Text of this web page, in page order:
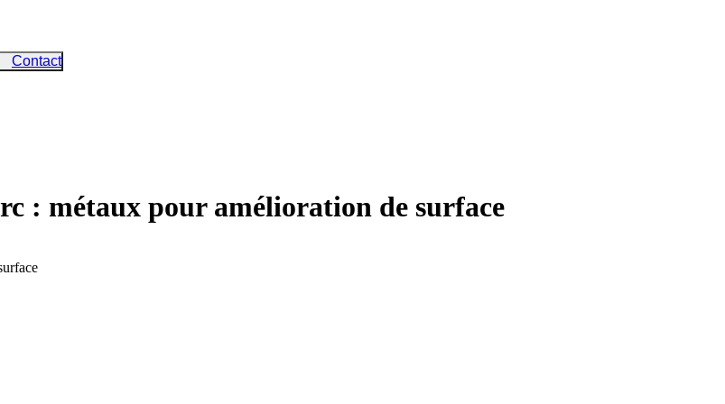
Contact
: métaux pour amélioration de surface